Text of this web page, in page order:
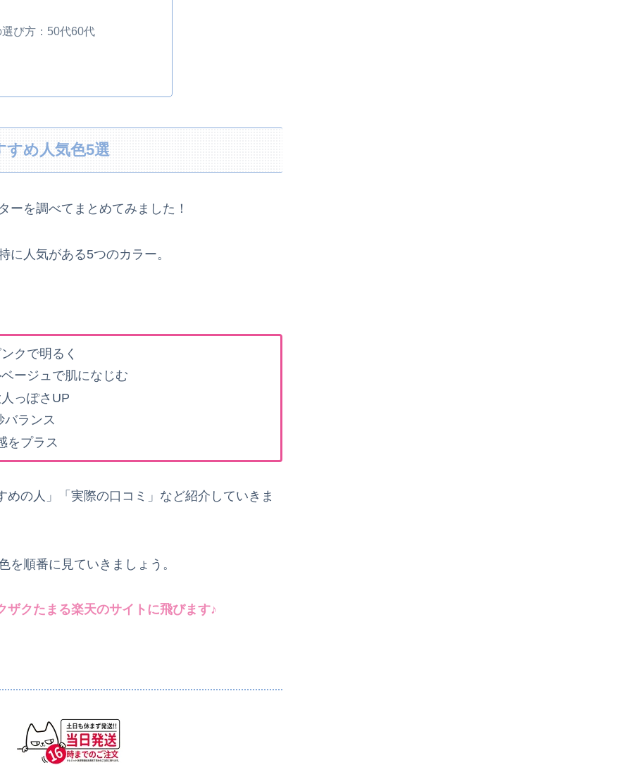
び方：50代60代
すめ人気色5選
ーを調べてまとめてみました！
に人気がある5つのカラー。
クで明るく
ージュで肌になじむ
っぽさUP
ランス
をプラス
の人」「実際の口コミ」など紹介していきま
を順番に見ていきましょう。
クたまる楽天のサイトに飛びます♪